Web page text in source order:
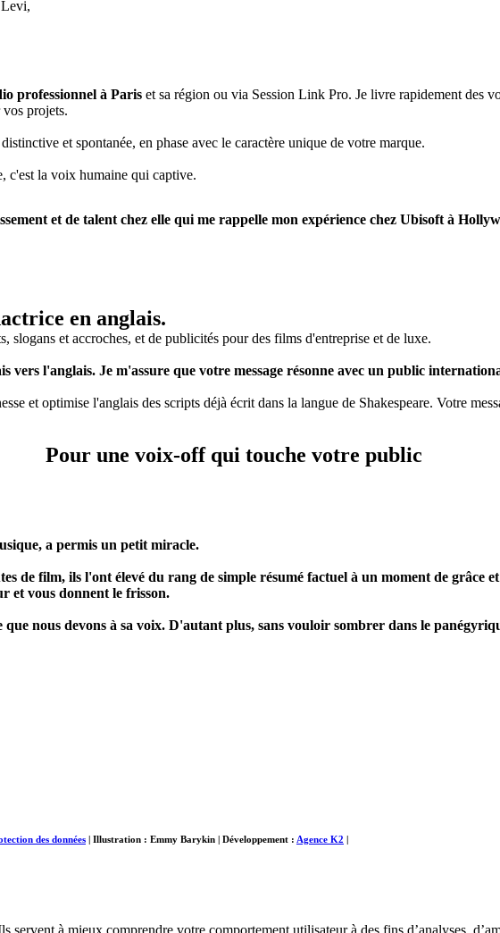
Levi,
professionnel à Paris et sa région ou via Session Link Pro. Je livre rapidement des
projets.
et spontanée, en phase avec le caractère unique de votre marque.
c'est la voix humaine qui captive.
et de talent chez elle qui me rappelle mon expérience chez Ubisoft à
en anglais.
slogans et accroches, et de publicités pour des films d'entreprise et de luxe.
l'anglais. Je m'assure que votre message résonne avec un public
et optimise l'anglais des scripts déjà écrit dans la langue de Shakespeare. Votre
Pour une voix-off qui touche votre public
a permis un petit miracle.
de film, ils l'ont élevé du rang de simple résumé factuel à un moment de grâce
et vous donnent le frisson.
nous devons à sa voix. D'autant plus, sans vouloir sombrer dans le
des données | Illustration : Emmy Barykin | Développement : Agence K2 |
servent à mieux comprendre votre comportement utilisateur à des fins d’analyses,